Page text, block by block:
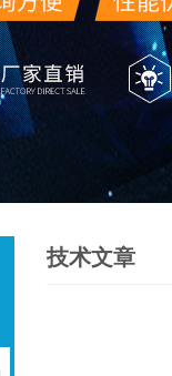
技术文章